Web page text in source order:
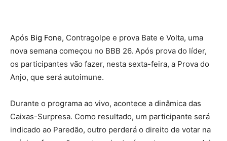
Após Big Fone, Contragolpe e prova Bate e Volta, uma
nova semana começou no BBB 26. Após prova do líder,
os participantes vão fazer, nesta sexta-feira, a Prova do
Anjo, que será autoimune.
Durante o programa ao vivo, acontece a dinâmica das
Caixas-Surpresa. Como resultado, um participante será
indicado ao Paredão, outro perderá o direito de votar na